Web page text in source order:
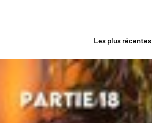
Les plus récentes